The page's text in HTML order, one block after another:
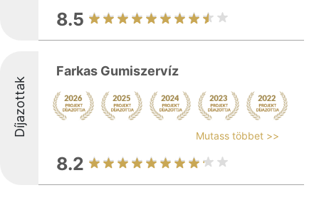
8.5
Díjazottak
Farkas Gumiszervíz
Mutass többet >>
8.2